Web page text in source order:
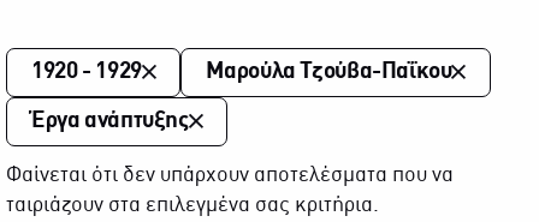
1920 - 1929 Μαρούλα Τζούβα-Παΐκου
Έργα ανάπτυξης
Φαίνεται ότι δεν υπάρχουν αποτελέσματα που να
ταιριάζουν στα επιλεγμένα σας κριτήρια.